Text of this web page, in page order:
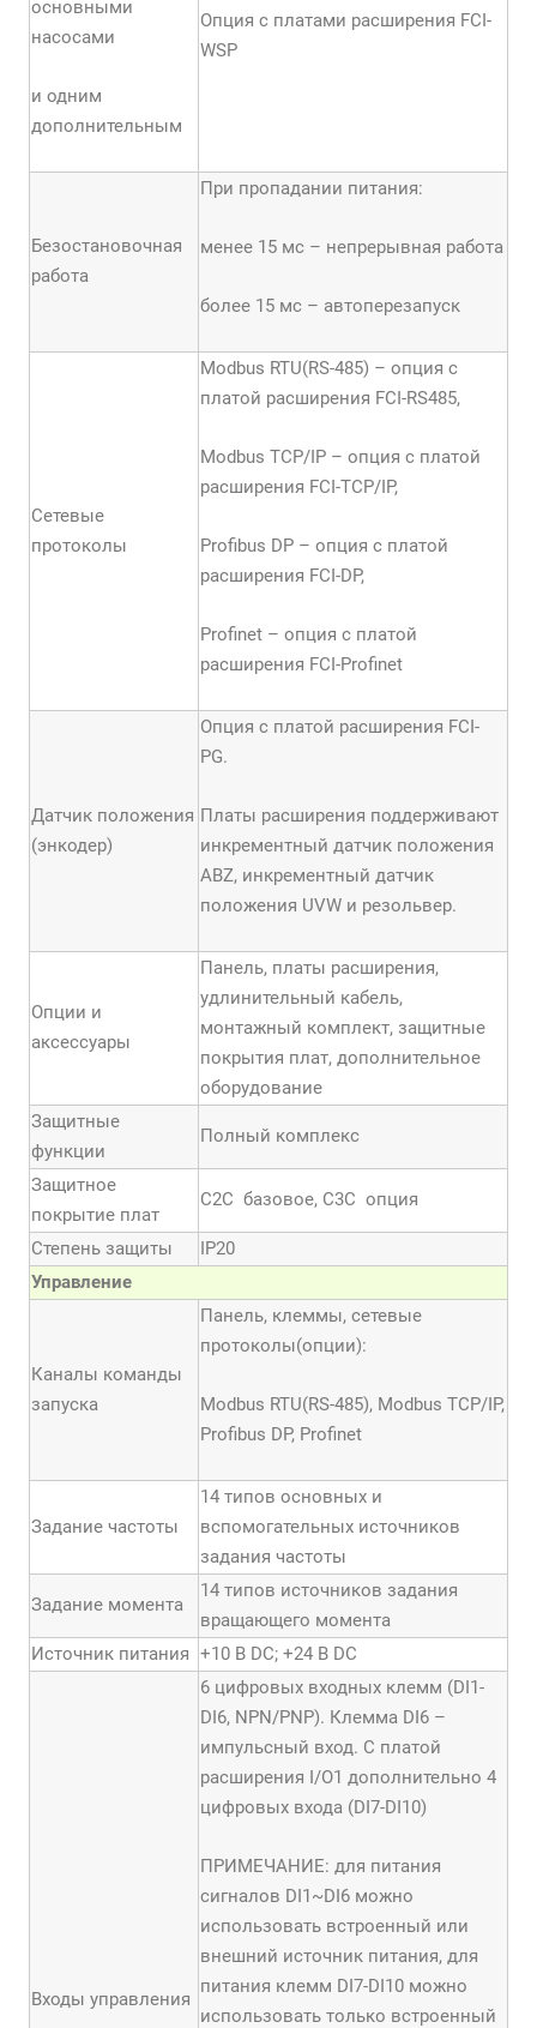
основными
насосами
и одним
дополнительным
Опция с платами расширения FCI-
WSP
Безостановочная
работа
При пропадании питания:
менее 15 мс – непрерывная работа
более 15 мс – автоперезапуск
Сетевые
протоколы
Modbus RTU(RS-485) – опция с
платой расширения FCI-RS485,
Modbus TCP/IP – опция с платой
расширения FCI-TCP/IP,
Profibus DP – опция с платой
расширения FCI-DP,
Profinet – опция с платой
расширения FCI-Profinet
Датчик положения
(энкодер)
Опция с платой расширения FCI-
PG.
Платы расширения поддерживают
инкрементный датчик положения
АBZ, инкрементный датчик
положения UVW и резольвер.
Опции и
аксессуары
Панель, платы расширения,
удлинительный кабель,
монтажный комплект, защитные
покрытия плат, дополнительное
оборудование
Защитные
функции
Полный комплекс
Защитное
покрытие плат
С2С базовое, С3С опция
Степень защиты
IP20
Управление
Каналы команды
запуска
Панель, клеммы, сетевые
протоколы(опции):
Modbus RTU(RS-485), Modbus TCP/IP,
Profibus DP, Profinet
Задание частоты
14 типов основных и
вспомогательных источников
задания частоты
Задание момента
14 типов источников задания
вращающего момента
Источник питания +10 В DC; +24 В DC
Входы управления
6 цифровых входных клемм (DI1-
DI6, NPN/PNP). Клемма DI6 –
импульсный вход. С платой
расширения I/O1 дополнительно 4
цифровых входа (DI7-DI10)
ПРИМЕЧАНИЕ: для питания
сигналов DI1~DI6 можно
использовать встроенный или
внешний источник питания, для
питания клемм DI7-DI10 можно
использовать только встроенный